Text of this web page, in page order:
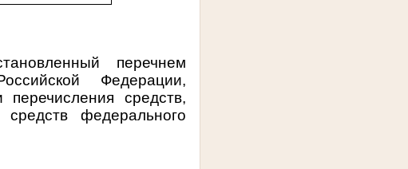
перечнем
Федерации,
средств,
федерального